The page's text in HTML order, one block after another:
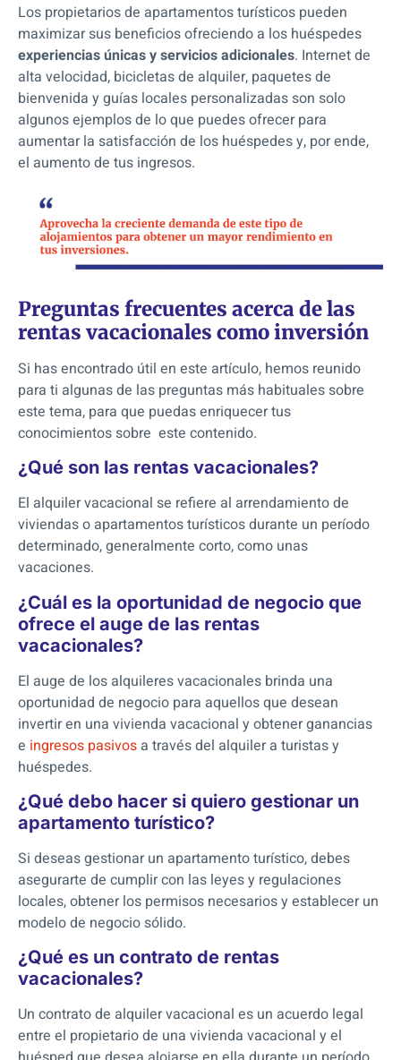
Los propietarios de apartamentos turísticos pueden
maximizar sus beneficiosofreciendo a los huéspedes
experiencias únicas y servicios adicionales. Internet de
alta velocidad, bicicletas de alquiler, paquetes de
bienvenida y guías locales personalizadas son solo
algunos ejemplos de lo que puedes ofrecer para
aumentar la satisfacción de los huéspedes y, por ende,
el aumento de tus ingresos.
Preguntas frecuentes acerca de las
rentas vacacionales como inversión
Si has encontrado útil en este artículo, hemos reunido
para ti algunas de las preguntas más habituales sobre
este tema, para que puedas enriquecer tus
conocimientos sobre este contenido.
¿Qué son las rentas vacacionales?
El alquiler vacacional se refiere al arrendamiento de
viviendas o apartamentos turísticos durante un período
determinado, generalmente corto, como unas
vacaciones.
¿Cuál es la oportunidad de negocio que
ofrece el auge de las rentas
vacacionales?
El auge de los alquileres vacacionales brinda una
oportunidad de negocio para aquellos que desean
invertir en una vivienda vacacional y obtener ganancias
e ingresos pasivos a través del alquiler a turistas y
huéspedes.
¿Qué debo hacer si quiero gestionar un
apartamento turístico?
Si deseas gestionar un apartamento turístico, debes
asegurarte de cumplir con las leyes y regulaciones
locales, obtener los permisos necesarios y establecer un
modelo de negocio sólido.
¿Qué es un contrato de rentas
vacacionales?
Un contrato de alquiler vacacional es un acuerdo legal
entre el propietario de una vivienda vacacional y el